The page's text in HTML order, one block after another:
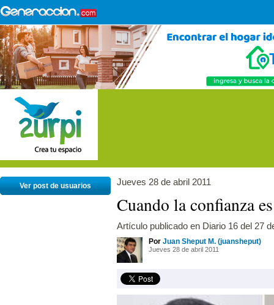
Ver post de usuarios Jueves 28 de abril 2011
Cuando la confianza
Artículo publicado en Diario 16 del 27
Por Juan Sheput M. (juansheput)
Jueves 28 de abril 2011